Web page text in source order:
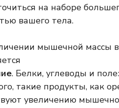
на наборе
вашего тела.
мышечной массы
. Белки, углеводы и
такие продукты, как
увеличению